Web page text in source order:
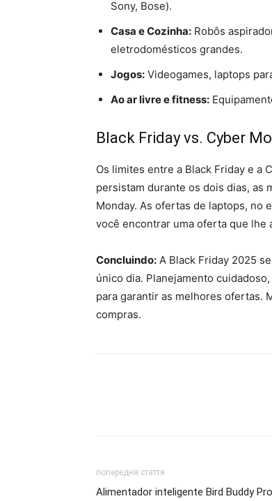
Sony, Bose).
Casa e Cozinha: Robôs
eletrodomésticos grandes.
Jogos: Videogames, laptops
Ao ar livre e fitness:
Black Friday vs. Cyber
Os limites entre a Black Friday e a
persistam durante os dois dias, as
Monday. As ofertas de laptops, no
você encontrar uma oferta que lhe
Concluindo: A Black Friday 2025
único dia. Planejamento
para garantir as melhores ofertas.
compras.
попередня стаття
Alimentador inteligente Bird Buddy